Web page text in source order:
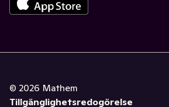
© 2026 Mathem
Tillgänglighetsredogörelse